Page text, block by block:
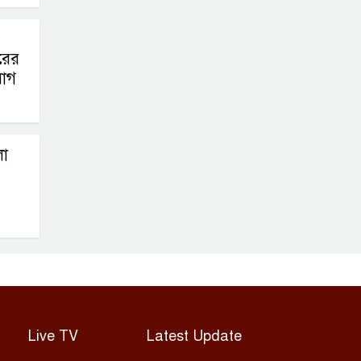
Live TV Latest Update